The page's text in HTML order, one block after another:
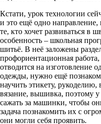
Кстати, урок технологии
и это ещё одно направление,
те, кто хочет развиваться в
особенность – школьная
шитьё. В неё заложены
профориентационная
отводится на изготовление
одежды, нужно ещё
научить этикету,
вязание, вышивка, поэтому
сажать за машинки, чтобы
задача познакомить их с
они могли себя проявить.